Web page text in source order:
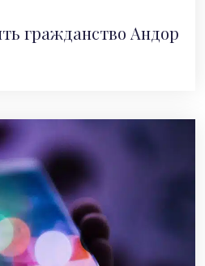
гражданство Андор